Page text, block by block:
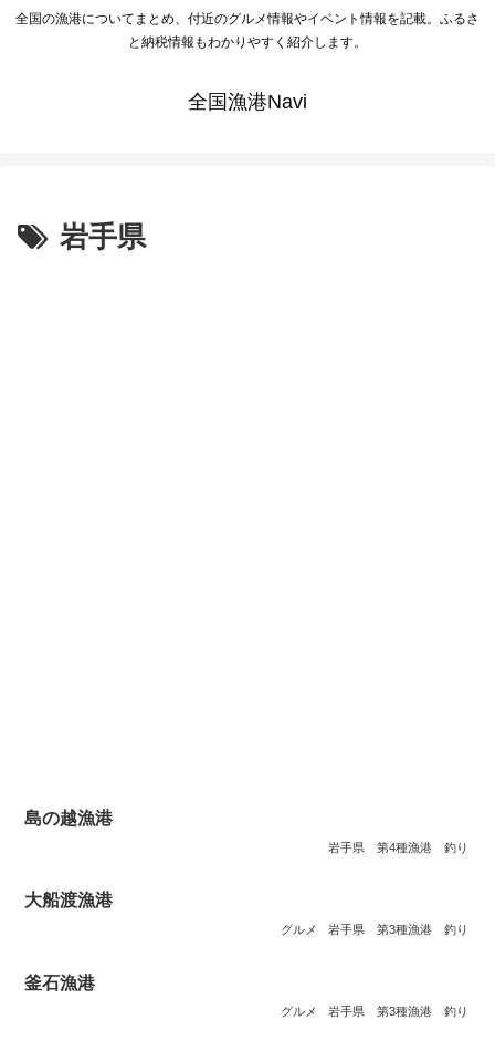
全国の漁港についてまとめ、付近のグルメ情報やイベント情報を記載。ふるさ
と納税情報もわかりやすく紹介します。
全国漁港Navi
岩手県
島の越漁港
岩手県 第4種漁港 釣り
大船渡漁港
グルメ 岩手県 第3種漁港 釣り
釜石漁港
グルメ 岩手県 第3種漁港 釣り